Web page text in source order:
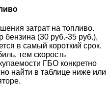
затрат на топливо.
(30 руб.-35 руб.),
в самый короткий срок.
тем скорость
ГБО конкретно
найти в таблице ниже или